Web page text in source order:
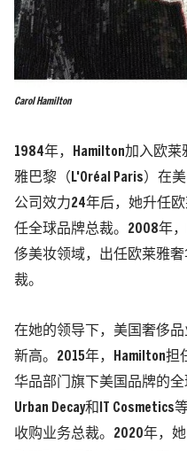
Carol Hamilton
1984年，Hamilton加入欧
雅巴黎（L'Oréal Paris）在
公司效力24年后，她升任
任全球品牌总裁。2008年
侈美妆领域，出任欧莱雅奢
裁。
在她的领导下，美国奢侈
新高。2015年，Hamilton
华品部门旗下美国品牌的全
Urban Decay和IT
收购业务总裁。2020年，